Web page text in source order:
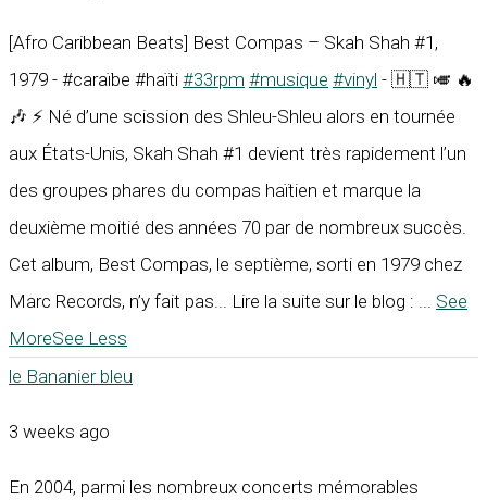
[Afro Caribbean Beats] Best Compas – Skah Shah #1,
1979 - #caraïbe #haïti #33rpm #musique #vinyl - 🇭🇹 🎺 🔥
🎶 ⚡ Né d’une scission des Shleu-Shleu alors en tournée
aux États-Unis, Skah Shah #1 devient très rapidement l’un
des groupes phares du compas haïtien et marque la
deuxième moitié des années 70 par de nombreux succès.
Cet album, Best Compas, le septième, sorti en 1979 chez
Marc Records, n’y fait pas... Lire la suite sur le blog : ... See
MoreSee Less
le Bananier bleu
3 weeks ago
En 2004, parmi les nombreux concerts mémorables